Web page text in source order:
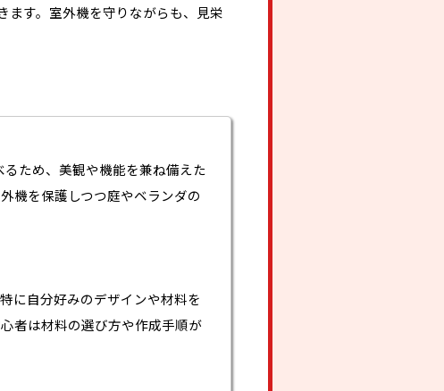
ます。室外機を守りながらも、見栄
ため、美観や機能を兼ね備えた
機を保護しつつ庭やベランダの
に自分好みのデザインや材料を
者は材料の選び方や作成手順が